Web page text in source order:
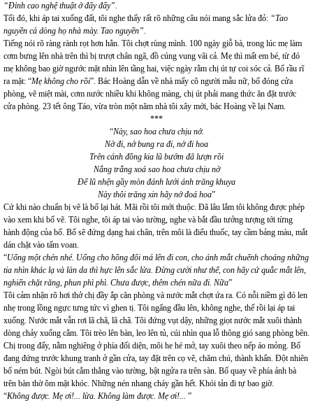
“Đỉnh cao nghệ thuật ở đấy đấy”.
Tối đó, khi áp tai xuống đất, tôi nghe thấy rất rõ những câu nói mang sắc lửa đỏ: “Tao
nguyền cả dòng họ nhà mày. Tao nguyền”.
Tiếng nói rõ ràng rành rọt hơn hẳn. Tôi chợt rùng mình. 100 ngày giỗ bà, trong lúc mẹ làm
cơm bưng lên nhà trên thì bị trượt chân ngã, đồ cúng vung vãi cả. Mẹ thì mất em bé, từ đó
mẹ không bao giờ ngước mặt nhìn lên tầng hai, việc ngày rằm chị út tự coi sóc cả. Bố rầu rĩ
ra mặt: “Mẹ không cho rồi”. Bác Hoàng dẫn về nhà mấy cô người mẫu nữ, bố đóng cửa
phòng, vẽ miệt mài, cơm nước nhiều khi không màng, chị út phải mang thức ăn đặt trước
cửa phòng. 23 tết ông Táo, vừa tròn một năm nhà tôi xây mới, bác Hoàng về lại Nam.
***
“Này, sao hoa chưa chịu nở.
Nở đi, nở bung ra đi, nở đi hoa
Trên cánh đồng kia lũ bướm đã lượn rồi
Nắng trắng xoá sao hoa chưa chịu nở
Để lũ nhện gầy mòn đánh lưới ánh trăng khuya
Này thôi trăng xin hãy nở đoá hoa”
Cứ khi nào chuẩn bị vẽ là bố lại hát. Mãi rồi tôi mới thuộc. Đã lâu lắm tôi không được phép
vào xem khi bố vẽ. Tôi nghe, tôi áp tai vào tường, nghe và bắt đầu tưởng tượng tới từng
hành động của bố. Bố sẽ đứng dạng hai chân, trên môi là điếu thuốc, tay cầm bảng màu, mắt
dán chặt vào tấm voan.
“Uống một chén nhé. Uống cho hồng đôi má lên đi con, cho ánh mắt chuếnh choáng những
tia nhìn khác lạ và làn da thì hực lên sắc lửa. Đừng cười như thế, con hãy cứ quắc mắt lên,
nghiến chặt răng, phun phì phì. Chưa được, thêm chén nữa đi. Nữa”
Tôi cảm nhận rõ hơi thở chị đầy ắp căn phòng và nước mắt chợt ứa ra. Có nỗi niềm gì đó len
nhẹ trong lồng ngực tưng tức vì ghen tị. Tôi ngẩng đầu lên, không nghe, thế rồi lại áp tai
xuống. Nước mắt vẫn rơi lã chã, lã chã. Tôi đứng vụt dậy, những giọt nước mắt xuôi thành
dòng chảy xuống cằm. Tôi trèo lên bàn, leo lên tủ, cúi nhìn qua lỗ thông gió sang phòng bên.
Chị trong đấy, nằm nghiêng ở phía đối diện, môi he hé mở, tay xuôi theo nếp áo mỏng. Bố
đang đứng trước khung tranh ở gần cửa, tay đặt trên cọ vẽ, chăm chú, thành khẩn. Đột nhiên
bố ném bút. Ngòi bút cắm thẳng vào tường, bật ngửa ra trên sàn. Bố quay về phía ảnh bà
trên bàn thờ ôm mặt khóc. Những nén nhang cháy gần hết. Khói tản đi tự bao giờ.
“Không được. Mẹ ơi!... lừa. Không làm được. Mẹ ơi!... ”